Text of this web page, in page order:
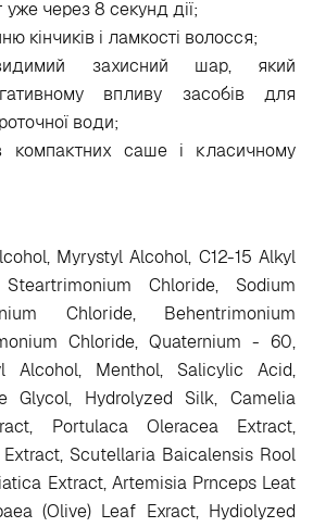
через 8 секунд дії;
кінчиків і ламкості волосся;
захисний шар, який
впливу засобів для
води;
компактних саше і класичному
Myrystyl Alcohol, C12-15 Alkyl
Chloride, Sodium
Chloride, Behentrimonium
Chloride, Quaternium - 60,
Alcohol, Menthol, Salicylic Acid,
Glycol, Hydrolyzed Silk, Camelia
Portulaca Oleracea Extract,
Scutellaria Baicalensis Rool
Extract, Artemisia Prnceps Leat
(Olive) Leaf Exract, Hydiolyzed